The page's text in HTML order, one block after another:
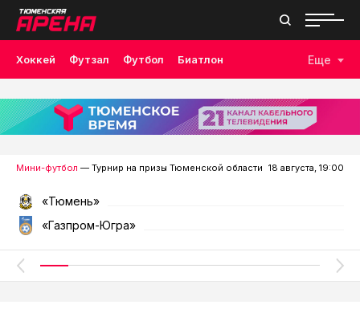
Хоккей Футзал Футбол Биатлон
Лыжные гонки Волейбол Плавание Дзюдо
Скалолазание Велоспорт Бокс
Еще
Мини-футбол — Турнир на призы Тюменской области 18 августа, 19:00
«Тюмень»
«Газпром-Югра»